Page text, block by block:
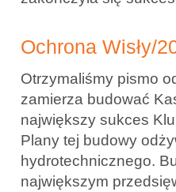
Ochrona Wisły/
Otrzymaliśmy pismo
zamierza budować
największy sukces
Plany tej budowy
hydrotechnicznego.
największym